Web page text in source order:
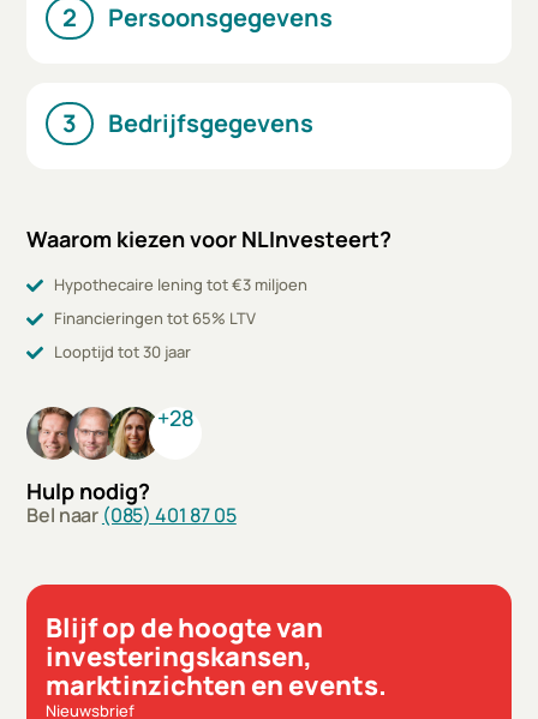
Persoonsgegevens
Bedrijfsgegevens
Waarom kiezen voor NLInvesteert?
Hypothecaire lening tot €3 miljoen
Financieringen tot 65% LTV
Looptijd tot 30 jaar
+28
Hulp nodig?
Bel naar (085) 401 87 05
Blijf op de hoogte van
investeringskansen,
marktinzichten en events.
Nieuwsbrief